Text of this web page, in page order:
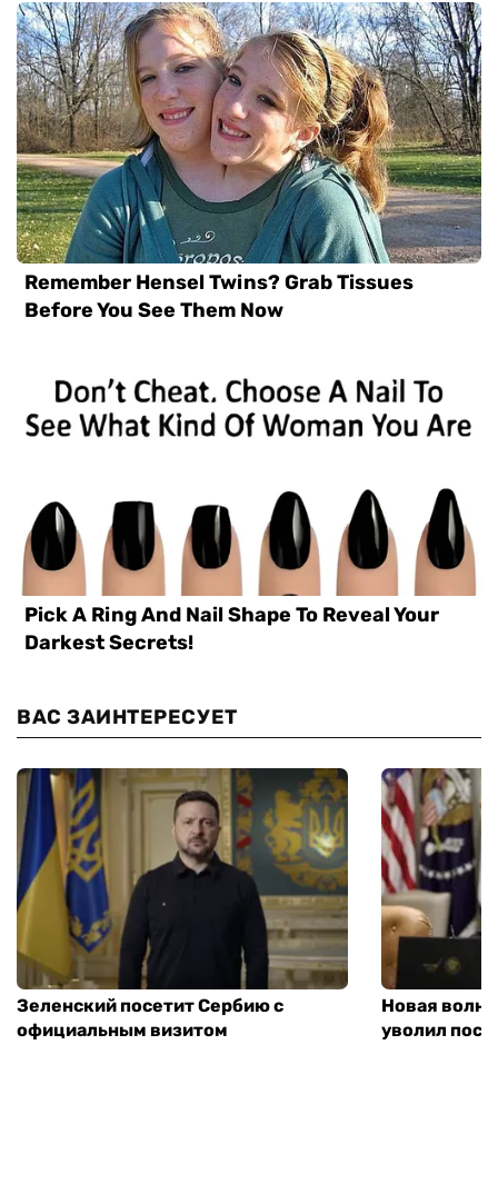
ВАС ЗАИНТЕРЕСУЕТ
Зеленский посетит Сербию с
официальным визитом
Новая
уволил